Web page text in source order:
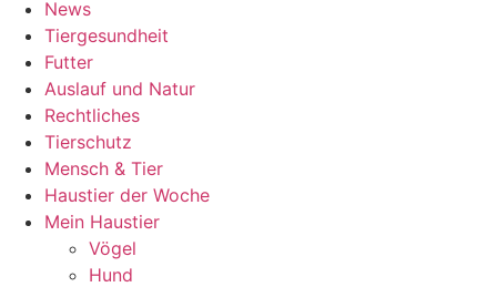
News
Tiergesundheit
Futter
Auslauf und Natur
Rechtliches
Tierschutz
Mensch & Tier
Haustier der Woche
Mein Haustier
Vögel
Hund